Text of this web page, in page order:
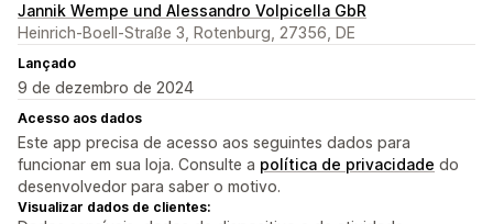
Jannik Wempe und Alessandro Volpicella GbR
Heinrich-Boell-Straße 3, Rotenburg, 27356, DE
Lançado
9 de dezembro de 2024
Acesso aos dados
Este app precisa de acesso aos seguintes dados para
funcionar em sua loja. Consulte a política de privacidade do
desenvolvedor para saber o motivo.
Visualizar dados de clientes: